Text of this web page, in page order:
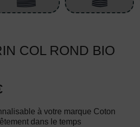
COL ROND BIO
à votre marque Coton
dans le temps